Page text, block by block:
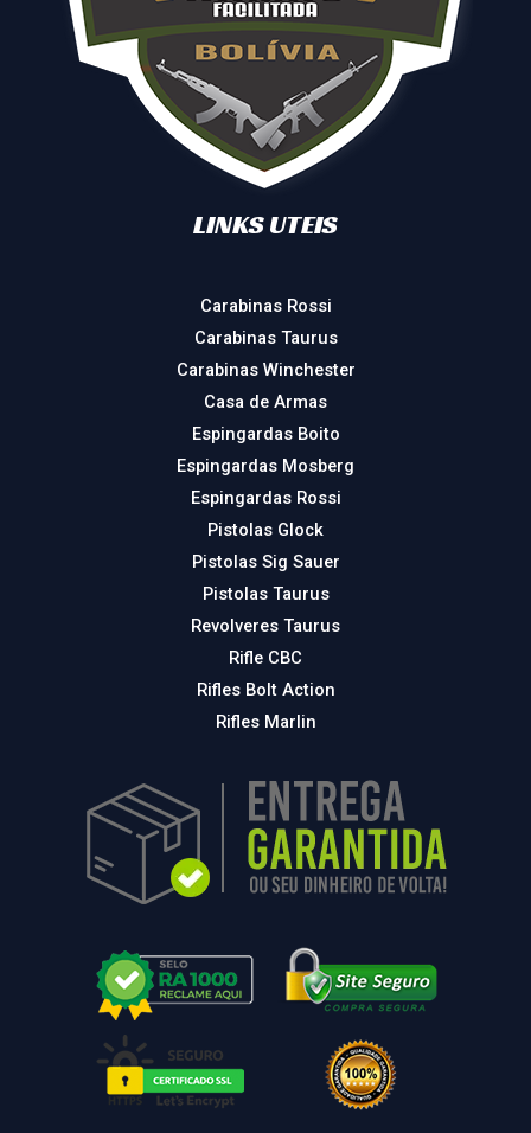
LINKS UTEIS
Carabinas Rossi
Carabinas Taurus
Carabinas Winchester
Casa de Armas
Espingardas Boito
Espingardas Mosberg
Espingardas Rossi
Pistolas Glock
Pistolas Sig Sauer
Pistolas Taurus
Revolveres Taurus
Rifle CBC
Rifles Bolt Action
Rifles Marlin